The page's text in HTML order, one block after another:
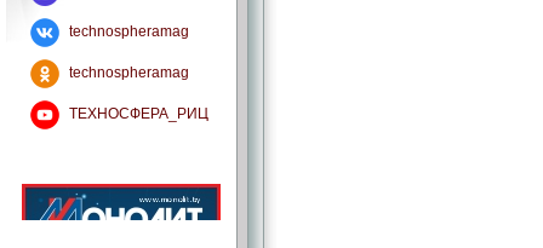
technospheramag
technospheramag
ТЕХНОСФЕРА_РИЦ